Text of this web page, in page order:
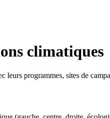
climatiques
leurs programmes, sites de